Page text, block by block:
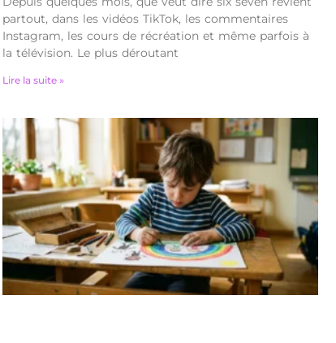
partout, dans les vidéos TikTok, les commentaires
Instagram, les cours de récréation et même parfois à
la télévision. Le plus déroutant
Lire la suite »